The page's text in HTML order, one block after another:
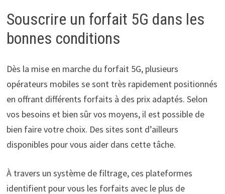
Souscrire un forfait 5G dans les
bonnes conditions
Dès la mise en marche du forfait 5G, plusieurs
opérateurs mobiles se sont très rapidement positionnés
en offrant différents forfaits à des prix adaptés. Selon
vos besoins et bien sûr vos moyens, il est possible de
bien faire votre choix. Des sites sont d’ailleurs
disponibles pour vous aider dans cette tâche.
À travers un système de filtrage, ces plateformes
identifient pour vous les forfaits avec le plus de